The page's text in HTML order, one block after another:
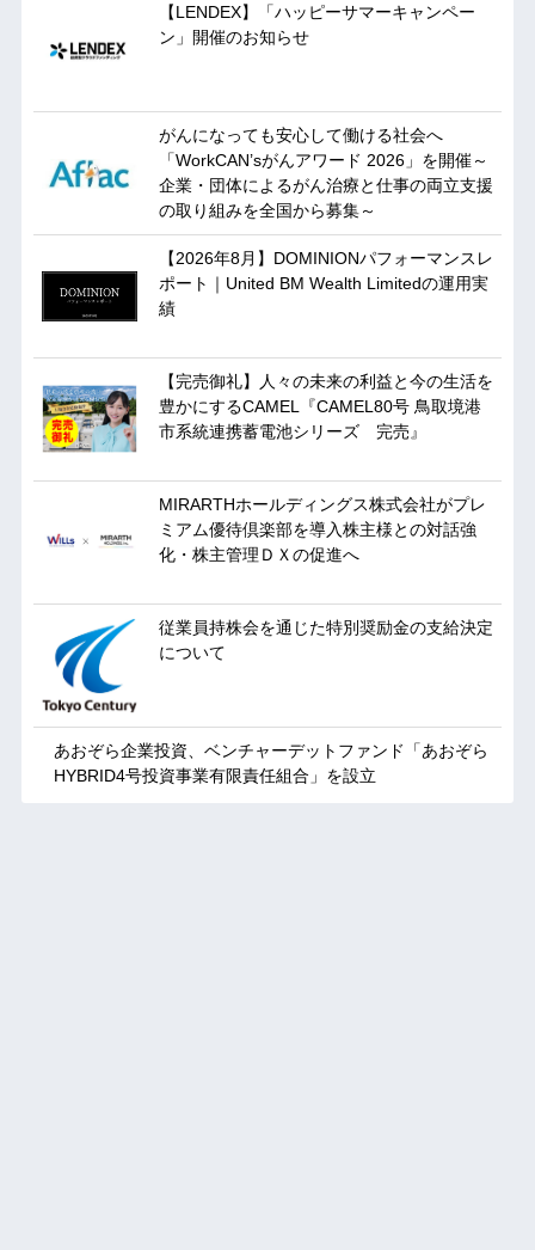
【LENDEX】「ハッピーサマーキャンペー
ン」開催のお知らせ
がんになっても安心して働ける社会へ
「WorkCAN’sがんアワード 2026」を開催～
企業・団体によるがん治療と仕事の両立支援
の取り組みを全国から募集～
【2026年8月】DOMINIONパフォーマンスレ
ポート｜United BM Wealth Limitedの運用実
績
【完売御礼】人々の未来の利益と今の生活を
豊かにするCAMEL『CAMEL80号 鳥取境港
市系統連携蓄電池シリーズ 完売』
MIRARTHホールディングス株式会社がプレ
ミアム優待倶楽部を導入株主様との対話強
化・株主管理ＤＸの促進へ
従業員持株会を通じた特別奨励金の支給決定
について
あおぞら企業投資、ベンチャーデットファンド「あおぞら
HYBRID4号投資事業有限責任組合」を設立